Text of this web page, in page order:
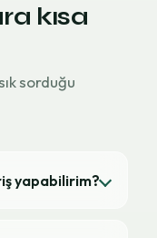
kısa
sorduğu
yapabilirim?